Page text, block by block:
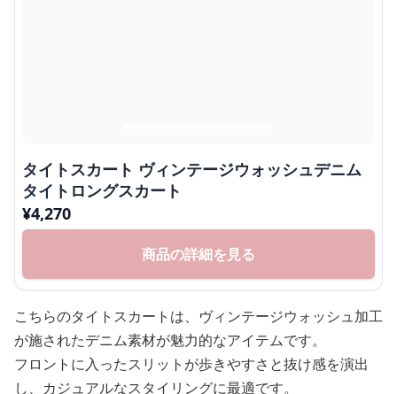
タイトスカート ヴィンテージウォッシュデニム
タイトロングスカート
¥4,270
商品の詳細を見る
こちらのタイトスカートは、ヴィンテージウォッシュ加工
が施されたデニム素材が魅力的なアイテムです。
フロントに入ったスリットが歩きやすさと抜け感を演出
し、カジュアルなスタイリングに最適です。